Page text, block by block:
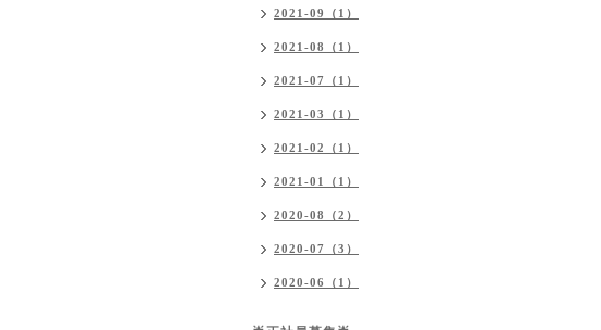
2021-09（1）
2021-08（1）
2021-07（1）
2021-03（1）
2021-02（1）
2021-01（1）
2020-08（2）
2020-07（3）
2020-06（1）